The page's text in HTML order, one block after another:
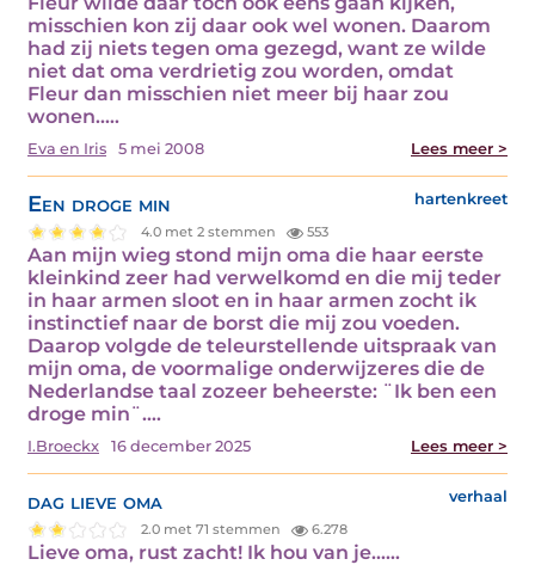
misschien kon zij daar ook wel wonen. Daarom
had zij niets tegen oma gezegd, want ze wilde
niet dat oma verdrietig zou worden, omdat
Fleur dan misschien niet meer bij haar zou
wonen..…
Eva en Iris 5 mei 2008 Lees meer >
Een droge min hartenkreet
4.0 met 2 stemmen 553
Aan mijn wieg stond mijn oma die haar eerste
kleinkind zeer had verwelkomd en die mij teder
in haar armen sloot en in haar armen zocht ik
instinctief naar de borst die mij zou voeden.
Daarop volgde de teleurstellende uitspraak van
mijn oma, de voormalige onderwijzeres die de
Nederlandse taal zozeer beheerste: ¨Ik ben een
droge min¨.…
I.Broeckx 16 december 2025 Lees meer >
dag lieve oma verhaal
2.0 met 71 stemmen 6.278
Lieve oma, rust zacht! Ik hou van je...…